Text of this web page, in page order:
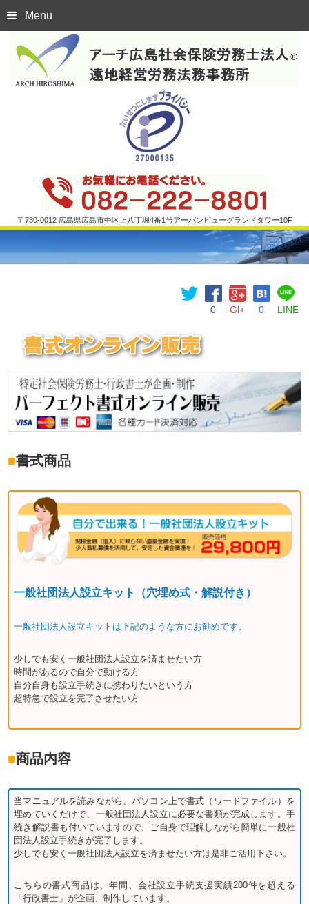
Menu
〒730-0012 広島県広島市中区上八丁堀4番1号アーバンビューグランドタワー10F
0 Gl+ 0 LINE
■書式商品
一般社団法人設立キット（穴埋め式・解説付き）
一般社団法人設立キットは下記のような方にお勧めです。
少しでも安く一般社団法人設立を済ませたい方
時間があるので自分で動ける方
自分自身も設立手続きに携わりたいという方
超特急で設立を完了させたい方
■商品内容
当マニュアルを読みながら、パソコン上で書式（ワードファイル）を
埋めていくだけで、一般社団法人設立に必要な書類が完成します。手
続き解説書も付いていますので、ご自身で理解しながら簡単に一般社
団法人設立手続きが完了します。
少しでも安く一般社団法人設立を済ませたい方は是非ご活用下さい。
こちらの書式商品は、年間、会社設立手続支援実績200件を超える
「行政書士」が企画、制作しています。